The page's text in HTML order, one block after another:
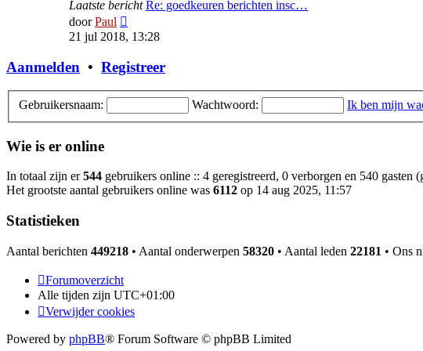
Laatste bericht Re: goedkeuren berichten insc…
doorPaul
laatste
21 jul 2018, 13:28
Aanmelden • Registreer
Gebruikersnaam: Wachtwoord: Ik ben mijn
Wie is er online
In totaal zijn er544 gebruikers online :: 4 geregistreerd, 0 verborgen en 540 gasten
Het grootste aantal gebruikers online was 6112 op 14 aug 2025, 11:57
Statistieken
Aantal berichten 449218 • Aantal onderwerpen 58320 • Aantal leden 22181 • Ons
Forumoverzicht
Alle tijden zijn UTC+01:00
Verwijder cookies
Powered by phpBB® Forum Software © phpBB Limited